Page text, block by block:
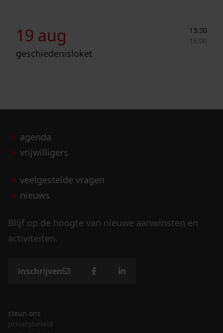
19 aug
13:30
16:00
geschiedenisloket
agenda
vrijwilligers
veelgestelde vragen
nieuws
Blijf op de hoogte van nieuwe aanwinsten en
activiteiten.
inschrijven
steun ons
privacybeleid